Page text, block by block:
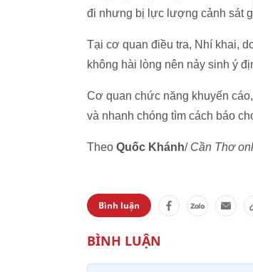
đi nhưng bị lực lượng cảnh sát
Tại cơ quan điều tra, Nhí khai,
không hài lòng nên nảy sinh ý
Cơ quan chức năng khuyến
và nhanh chóng tìm cách báo
Theo Quốc Khánh/ Cần Thơ
Bình luận